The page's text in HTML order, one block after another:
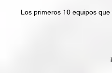
Los primeros 10 equipos